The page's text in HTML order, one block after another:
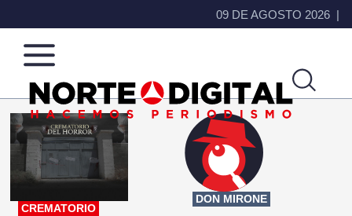
09 DE AGOSTO 2026
Norte
de
Ciudad
Más
que
noticias,
hacemos periodismo
CREMATORIO
DON MIRONE